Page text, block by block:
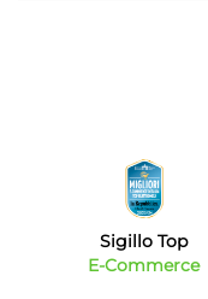
Sigillo Top
E-Commerce